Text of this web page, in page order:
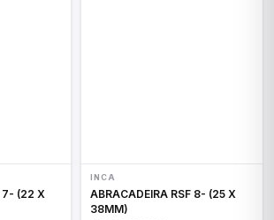
INCA
ABRACADEIRA RSF 8- (25 X
38MM)